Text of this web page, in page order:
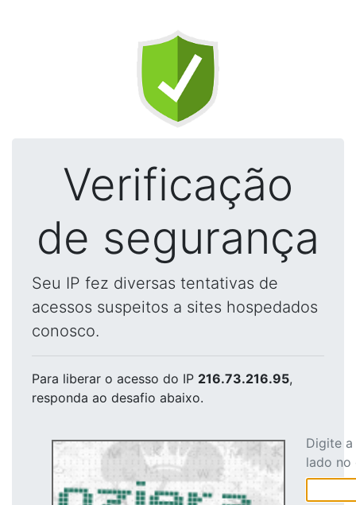
Verificação
de segurança
Seu IP fez diversas tentativas de
acessos suspeitos a sites hospedados
conosco.
Para liberar o acesso do IP 216.73.216.95,
responda ao desafio abaixo.
Digite
lado no